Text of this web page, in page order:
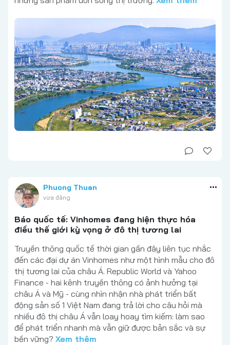
Phuong Thuan
vừa đăng
Báo quốc tế: Vinhomes đang hiện thực hóa
điều thế giới kỳ vọng ở đô thị tương lai
Truyền thông quốc tế thời gian gần đây liên tục nhắc
đến các đại dự án Vinhomes như một hình mẫu cho đô
thị tương lai của châu Á. Republic World và Yahoo
Finance - hai kênh truyền thông có ảnh hưởng tại
châu Á và Mỹ - cùng nhìn nhận nhà phát triển bất
động sản số 1 Việt Nam đang trả lời cho câu hỏi mà
nhiều đô thị châu Á vẫn loay hoay tìm kiếm: làm sao
để phát triển nhanh mà vẫn giữ được bản sắc và sự
bền vững? Xem thêm